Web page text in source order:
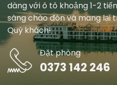
dàng với ô tô khoảng 1-2
sàng chào đón và mang lại
Quý khách!
Đặt phòng
0373 142 246